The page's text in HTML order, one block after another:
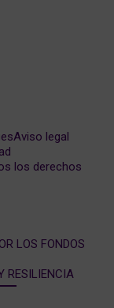
los derechos
Aviso legal
LOS FONDOS
RESILIENCIA